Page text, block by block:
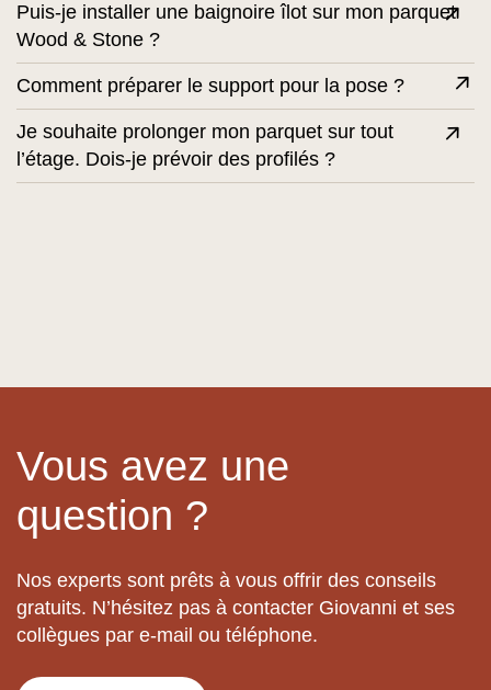
Puis-je installer une baignoire îlot sur mon parquet
Wood & Stone ?
Comment préparer le support pour la pose ?
Je souhaite prolonger mon parquet sur tout
l’étage. Dois-je prévoir des profilés ?
Vous avez une
question ?
Nos experts sont prêts à vous offrir des conseils
gratuits. N’hésitez pas à contacter Giovanni et ses
collègues par e-mail ou téléphone.